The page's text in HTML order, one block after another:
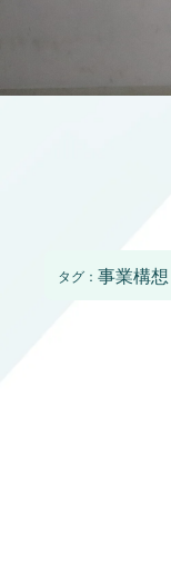
タグ： 事業構想